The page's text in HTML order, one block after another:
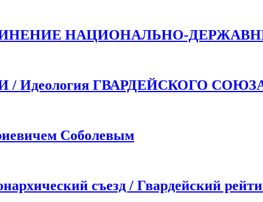
НАЦИОНАЛЬНО-
ГВАРДЕЙСКОГО
Соболевым
съезд / Гвардейский